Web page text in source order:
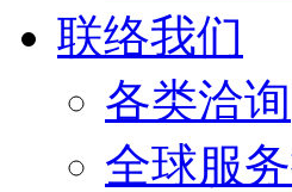
联络我们
各类洽询
全球服